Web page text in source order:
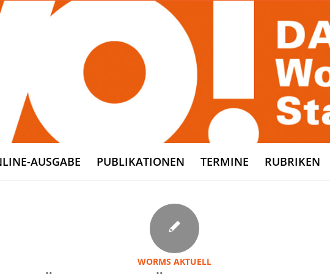
AUSGABE PUBLIKATIONEN TERMINE RUBRIKEN
WORMS AKTUELL